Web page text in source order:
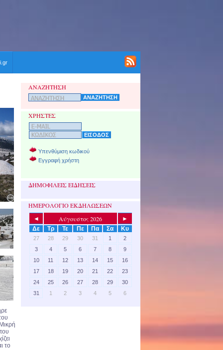
το
ΑΝΑΖΗΤΗΣΗ
ΧΡΗΣΤΕΣ
Υπενθύμιση κωδικού
Εγγραφή χρήστη
ΔΗΜΟΦΙΛΕΙΣ ΕΙΔΗΣΕΙΣ
ΗΜΕΡΟΛΟΓΙΟ ΕΚΔΗΛΩΣΕΩΝ
◄ Αύγουστος 2026
►
Δε
Τρ Τε Πε Πα Σα Κυ
27 28 29 30 31 1
2
3
4 5 6 7 8
9
10
11 12 13 14 15
16
17
18 19 20 21 22
23
24
25 26 27 28 29
30
31
1 2 3 4 5 6